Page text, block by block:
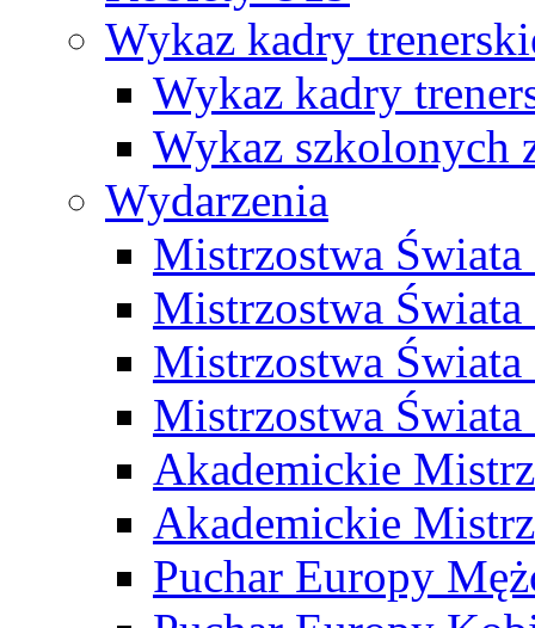
Wykaz kadry
Wykaz kadry
Wykaz szkolonych
Wydarzenia
Mistrzostwa
Mistrzostwa
Mistrzostwa
Mistrzostwa
Akademickie
Akademickie
Puchar Europy